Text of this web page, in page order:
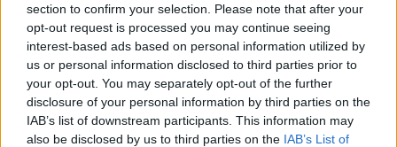
section to confirm your selection. Please note that after your
opt-out request is processed you may continue seeing
interest-based ads based on personal information utilized by
us or personal information disclosed to third parties prior to
your opt-out. You may separately opt-out of the further
disclosure of your personal information by third parties on the
IAB’s list of downstream participants. This information may
also be disclosed by us to third parties on the IAB’s List of
ΕΙΝΑΠ: Καταγγέλλει αιφνιδιαστική
αλλαγή στο πρόγραμμα εφημεριών
του Σισμανογλείου